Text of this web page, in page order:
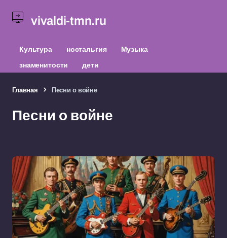
vivaldi-tmn.ru
Культура ностальгия
Музыка
знаменитости
дети
Главная Песни о войне
Песни о войне